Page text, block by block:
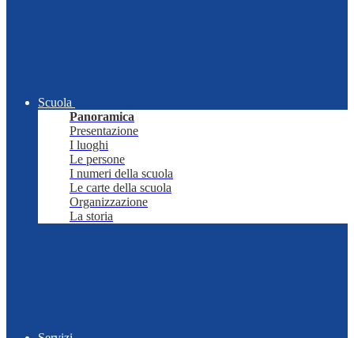
Scuola
Panoramica
Presentazione
I luoghi
Le persone
I numeri della scuola
Le carte della scuola
Organizzazione
La storia